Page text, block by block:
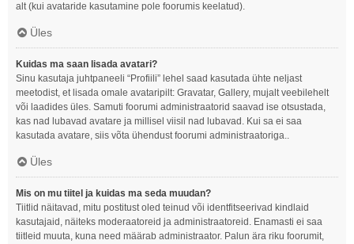
alt (kui avataride kasutamine pole foorumis keelatud).
Üles
Kuidas ma saan lisada avatari?
Sinu kasutaja juhtpaneeli “Profiili” lehel saad kasutada ühte neljast
meetodist, et lisada omale avataripilt: Gravatar, Gallery, mujalt veebilehelt
või laadides üles. Samuti foorumi administraatorid saavad ise otsustada,
kas nad lubavad avatare ja millisel viisil nad lubavad. Kui sa ei saa
kasutada avatare, siis võta ühendust foorumi administraatoriga..
Üles
Mis on mu tiitel ja kuidas ma seda muudan?
Tiitlid näitavad, mitu postitust oled teinud või identfitseerivad kindlaid
kasutajaid, näiteks moderaatoreid ja administraatoreid. Enamasti ei saa
tiitleid muuta, kuna need määrab administraator. Palun ära riku foorumit,